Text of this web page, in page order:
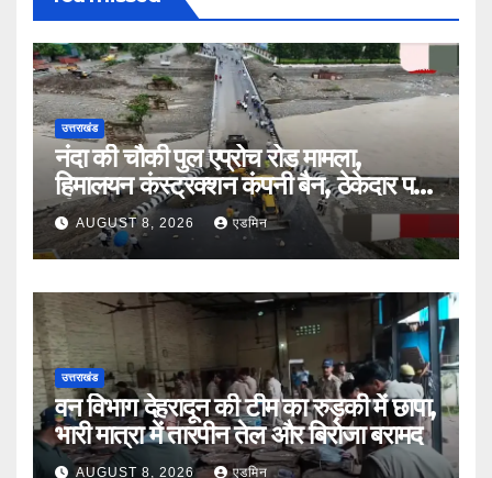
उत्तराखंड
नंदा की चौकी पुल एप्रोच रोड मामला,
हिमालयन कंस्ट्रक्शन कंपनी बैन, ठेकेदार पर
भी एक्शन
AUGUST 8, 2026 एडमिन
उत्तराखंड
वन विभाग देहरादून की टीम का रुड़की में छापा,
भारी मात्रा में तारपीन तेल और बिरोजा बरामद
AUGUST 8, 2026 एडमिन